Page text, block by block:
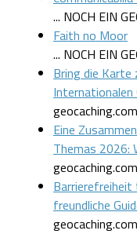
... NOCH EIN
Faith no Moor
... NOCH EIN
Bring die Karte
Internationalen
geocaching.com
Eine
Themas 2026:
geocaching.com
freundliche
geocaching.com